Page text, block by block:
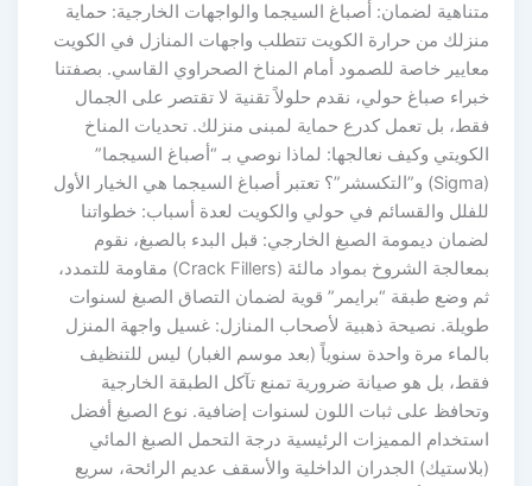
متناهية لضمان: أصباغ السيجما والواجهات الخارجية: حماية
منزلك من حرارة الكويت تتطلب واجهات المنازل في الكويت
معايير خاصة للصمود أمام المناخ الصحراوي القاسي. بصفتنا
خبراء صباغ حولي، نقدم حلولاً تقنية لا تقتصر على الجمال
فقط، بل تعمل كدرع حماية لمبنى منزلك. تحديات المناخ
الكويتي وكيف نعالجها: لماذا نوصي بـ “أصباغ السيجما”
(Sigma) و”التكسشر”؟ تعتبر أصباغ السيجما هي الخيار الأول
للفلل والقسائم في حولي والكويت لعدة أسباب: خطواتنا
لضمان ديمومة الصبغ الخارجي: قبل البدء بالصبغ، نقوم
بمعالجة الشروخ بمواد مالئة (Crack Fillers) مقاومة للتمدد،
ثم وضع طبقة “برايمر” قوية لضمان التصاق الصبغ لسنوات
طويلة. نصيحة ذهبية لأصحاب المنازل: غسيل واجهة المنزل
بالماء مرة واحدة سنوياً (بعد موسم الغبار) ليس للتنظيف
فقط، بل هو صيانة ضرورية تمنع تآكل الطبقة الخارجية
وتحافظ على ثبات اللون لسنوات إضافية. نوع الصبغ أفضل
استخدام المميزات الرئيسية درجة التحمل الصبغ المائي
(بلاستيك) الجدران الداخلية والأسقف عديم الرائحة، سريع